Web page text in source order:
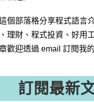
個部落格分享程式語言
理財、程式投資、好用
歡迎透過 email 訂閱我
訂閱最新